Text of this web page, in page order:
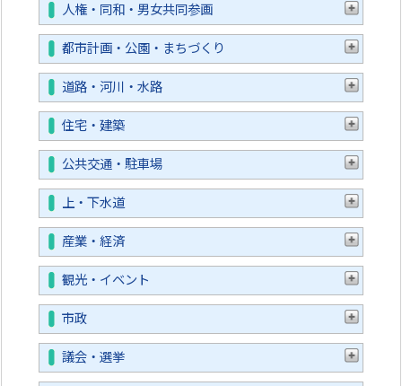
人権・同和・男女共同参画
都市計画・公園・まちづくり
道路・河川・水路
住宅・建築
公共交通・駐車場
上・下水道
産業・経済
観光・イベント
市政
議会・選挙